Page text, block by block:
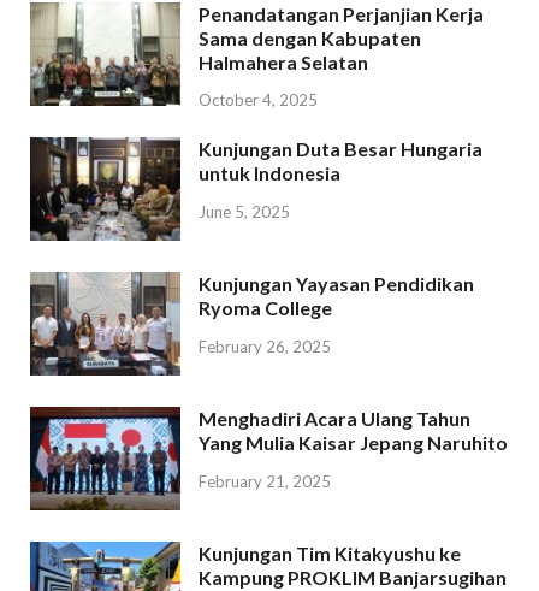
Penandatangan Perjanjian Kerja
Sama dengan Kabupaten
Halmahera Selatan
October 4, 2025
Kunjungan Duta Besar Hungaria
untuk Indonesia
June 5, 2025
Kunjungan Yayasan Pendidikan
Ryoma College
February 26, 2025
Menghadiri Acara Ulang Tahun
Yang Mulia Kaisar Jepang Naruhito
February 21, 2025
Kunjungan Tim Kitakyushu ke
Kampung PROKLIM Banjarsugihan